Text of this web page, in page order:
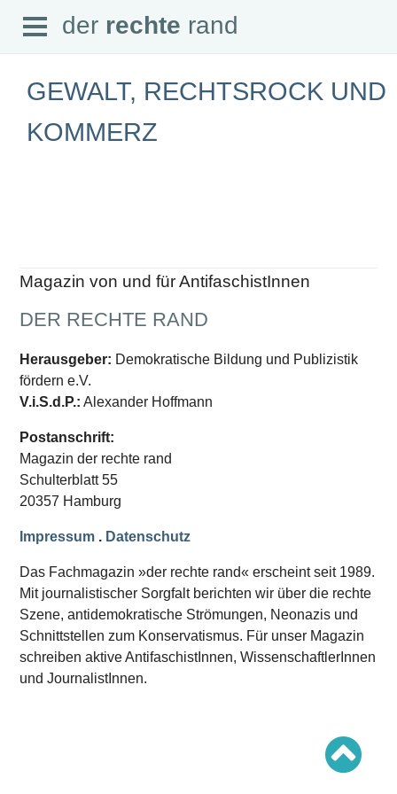
der rechte rand
Abonnement
Downloads
Datenschutz
SCHWERPUNKTE
Schwerpunkte Übersicht
Schwerpunkt AFD-Verbot
Schwerpunkt »Identitäre Bewegung«
Schwerpunkt »Reichsbürger«
Schwerpunkt NPD
Ausgaben Übersicht
Ausgabe 220
Ausgabe 219
Ausgabe 217
Ausgabe 216
Open
Menu
der rechte rand
GEWALT, RECHTSROCK UND
KOMMERZ
Magazin von und für AntifaschistInnen
DER RECHTE RAND
Herausgeber: Demokratische Bildung und Publizistik
fördern e.V.
V.i.S.d.P.: Alexander Hoffmann
Postanschrift:
Magazin der rechte rand
Schulterblatt 55
20357 Hamburg
Impressum . Datenschutz
Das Fachmagazin »der rechte rand« erscheint seit 1989.
Mit journalistischer Sorgfalt berichten wir über die rechte
Szene, antidemokratische Strömungen, Neonazis und
Schnittstellen zum Konservatismus. Für unser Magazin
schreiben aktive AntifaschistInnen, WissenschaftlerInnen
und JournalistInnen.